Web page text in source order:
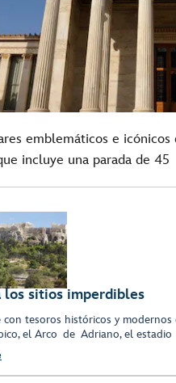
emblemáticos e
incluye una parada de
los sitios imperdibles
con tesoros históricos y
el Arco de Adriano, el estadio